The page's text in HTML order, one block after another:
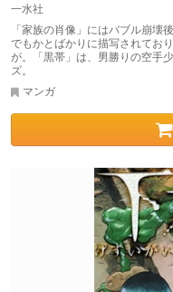
一水社
「家族の肖像」にはバブル崩壊
でもかとばかりに描写されてお
が。「黒帯」は、男勝りの空手
ズ。
マンガ